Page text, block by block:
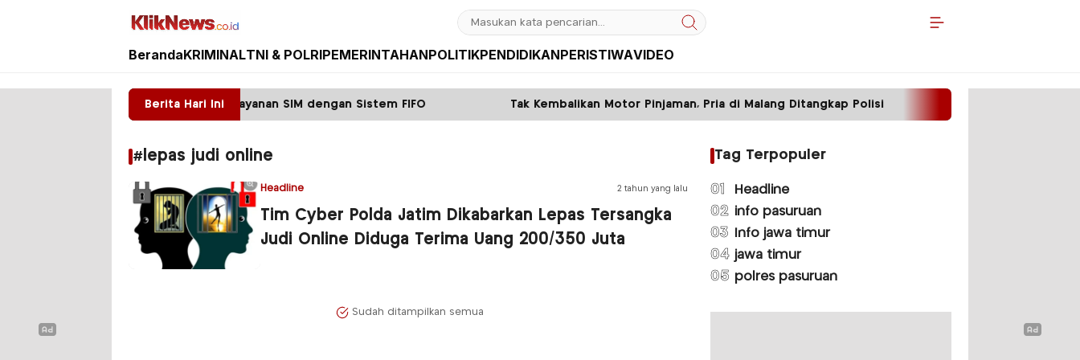
Kliknews.co.id
BerandaKRIMINALTNI & POLRIPEMERINTAHANPOLITIKPENDIDIKANPERISTIWAVIDEO
Berita Hari Ini
Polres Malang Perketat Pelayanan SIM dengan Sistem FIFO Tak Kembalikan Motor Pinjaman, Pria di Malang Ditangkap Polisi
#lepas judi online
Headline 2 tahun yang lalu
Tim Cyber Polda Jatim Dikabarkan Lepas Tersangka
Judi Online Diduga Terima Uang 200/350 Juta
Sudah ditampilkan semua
Tag Terpopuler
01 Headline
02 info pasuruan
03 Info jawa timur
04 jawa timur
05 polres pasuruan